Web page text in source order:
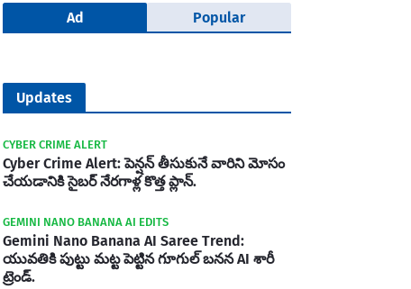
Ad Popular
Updates
CYBER CRIME ALERT
Cyber Crime Alert: పెన్షన్ తీసుకునే వారిని మోసం
చేయడానికి సైబర్ నేరగాళ్ల కొత్త ప్లాన్.
GEMINI NANO BANANA AI EDITS
Gemini Nano Banana AI Saree Trend:
యువతికి పుట్టు మట్ట పెట్టిన గూగుల్ బనన AI శారీ
ట్రెండ్.